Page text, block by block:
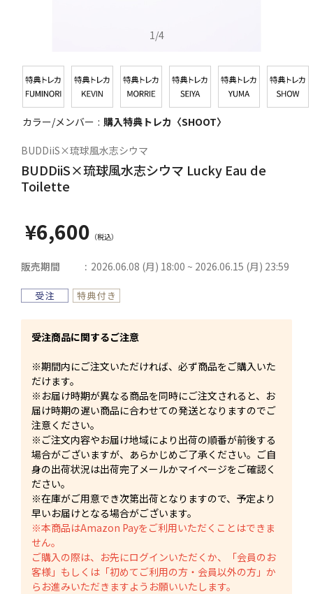
1/4
カラー/メンバー 購入特典トレカ〈SHOOT〉
BUDDiiS×琉球風水志シウマ
BUDDiiS×琉球風水志シウマ Lucky Eau de
Toilette
¥6,600
販売期間 2026.06.08 (月) 18:00 ~ 2026.06.15 (月) 23:59
受注商品に関するご注意
※期間内にご注文いただければ、必ず商品をご購入いた
だけます。
※お届け時期が異なる商品を同時にご注文されると、お
届け時期の遅い商品に合わせての発送となりますのでご
注意ください。
※ご注文内容やお届け地域により出荷の順番が前後する
場合がございますが、あらかじめご了承ください。ご自
身の出荷状況は出荷完了メールかマイページをご確認く
ださい。
※在庫がご用意でき次第出荷となりますので、予定より
早いお届けとなる場合がございます。
※本商品はAmazon Payをご利用いただくことはできま
せん。
ご購入の際は、お先にログインいただくか、「会員のお
客様」もしくは「初めてご利用の方・会員以外の方」か
らお進みいただきますようお願いいたします。